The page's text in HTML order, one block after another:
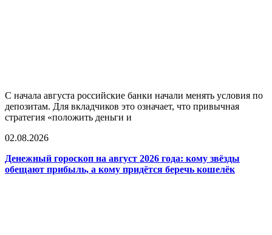
С начала августа российские банки начали менять условия по
депозитам. Для вкладчиков это означает, что привычная
стратегия «положить деньги и
02.08.2026
Денежный гороскоп на август 2026 года: кому звёзды
обещают прибыль, а кому придётся беречь кошелёк